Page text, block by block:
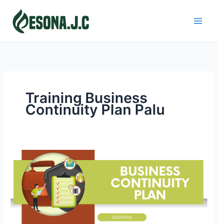
content
Training Business
Continuity Plan Palu
BUSINESS
CONTINUITY
PLAN